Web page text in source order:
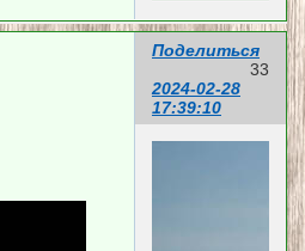
Поделиться
33
2024-02-28
17:39:10